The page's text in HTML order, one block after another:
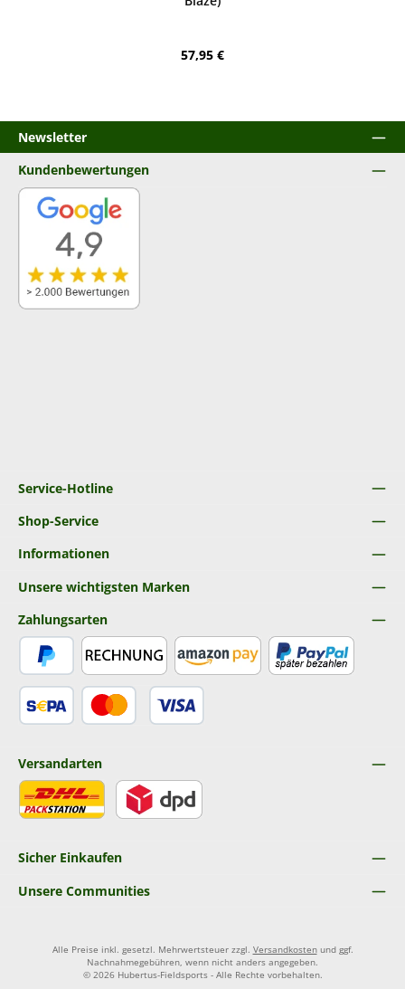
Regulärer Preis:
57,95 €
Newsletter
Service-Hotline
Shop-Service
Informationen
Unsere wichtigsten Marken
Sicher Einkaufen
Kundenbewertungen
Unsere Communities
Zahlungsarten
Versandarten
Alle Preise inkl. gesetzl. Mehrwertsteuer zzgl. Versandkostenund ggf.
Nachnahmegebühren, wenn nicht anders angegeben.
© 2026 Hubertus-Fieldsports - Alle Rechte vorbehalten.